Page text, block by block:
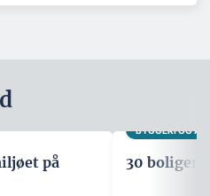
på
BYGGERI OG
30 boliger